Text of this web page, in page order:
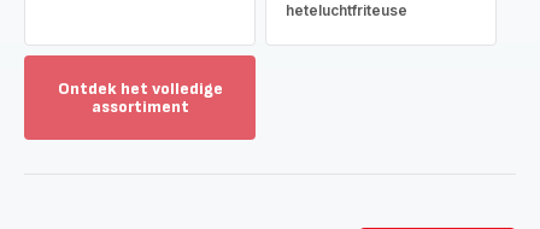
heteluchtfriteuse
Ontdek het volledige
assortiment